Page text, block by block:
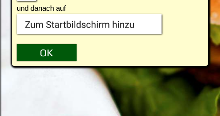
und danach auf